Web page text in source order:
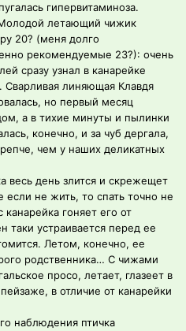
гипервитаминоза.
летающий чижик
20? (меня долго
рекомендуемые 23?): очень
сразу узнал в канарейке
Сварливая линяющая Клавдя
но первый месяц
а в тихие минуты и пылинки
конечно, и за чуб дергала,
чем у наших деликатных
весь день злится и скрежещет
если не жить, то спать точно не
гоняет его от
таки устраивается перед ее
Летом, конечно, ее
родственника… С чижами
просо, летает, глазеет в
в отличие от канарейки
наблюдения птичка